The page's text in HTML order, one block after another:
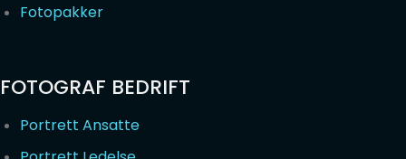
Fotopakker
FOTOGRAF BEDRIFT
Portrett Ansatte